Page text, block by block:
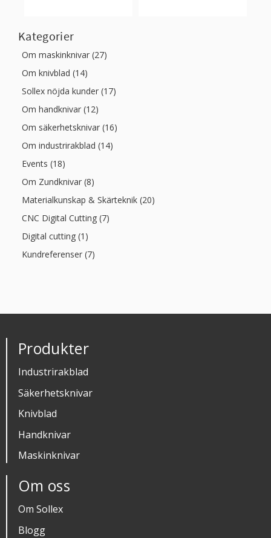
Kategorier
Om maskinknivar (27)
Om knivblad (14)
Sollex nöjda kunder (17)
Om handknivar (12)
Om säkerhetsknivar (16)
Om industrirakblad (14)
Events (18)
Om Zundknivar (8)
Materialkunskap & Skärteknik (20)
CNC Digital Cutting (7)
Digital cutting (1)
Kundreferenser (7)
Produkter
Industrirakblad
Säkerhetsknivar
Knivblad
Handknivar
Maskinknivar
Om oss
Om Sollex
Blogg